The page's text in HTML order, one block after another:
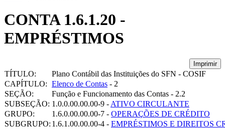
CONTA 1.6.1.20 -
EMPRÉSTIMOS
Imprimir
TÍTULO:
Plano Contábil das Instituições do SFN - COSIF
CAPÍTULO: Elenco de Contas - 2
SEÇÃO:
Função e Funcionamento das Contas - 2.2
SUBSEÇÃO: 1.0.0.00.00.00-9 - ATIVO CIRCULANTE
GRUPO:
1.6.0.00.00.00-7 - OPERAÇÕES DE CRÉDITO
SUBGRUPO: 1.6.1.00.00.00-4 - EMPRÉSTIMOS E DIREITOS